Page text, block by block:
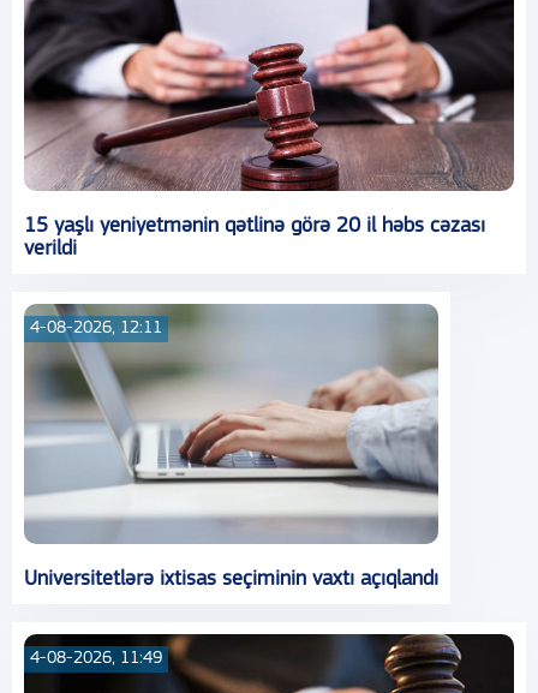
15 yaşlı yeniyetmənin qətlinə görə 20 il həbs cəzası
verildi
4-08-2026, 12:11
Universitetlərə ixtisas seçiminin vaxtı açıqlandı
4-08-2026, 11:49